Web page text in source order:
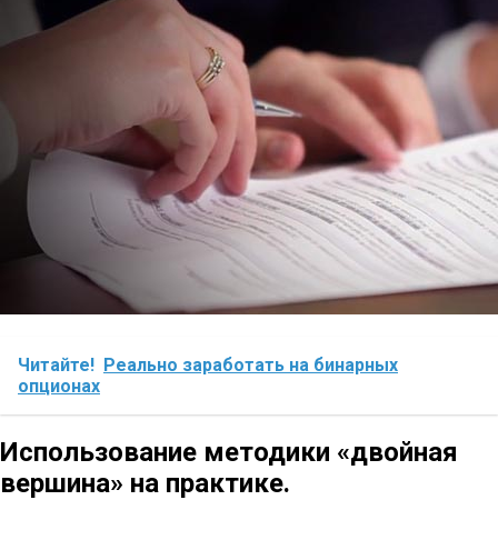
Читайте! Реально заработать на бинарных
опционах
Использование методики «двойная
вершина» на практике.